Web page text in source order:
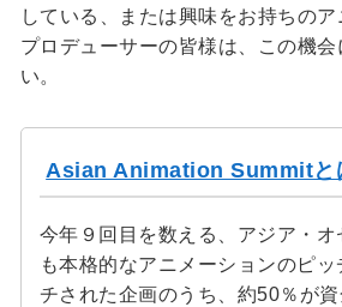
している、または興味をお持ちの
プロデューサーの皆様は、この機
い。
Asian Animation Summitと
今年９回目を数える、アジア・
も本格的なアニメーションのピ
チされた企画のうち、約50％が